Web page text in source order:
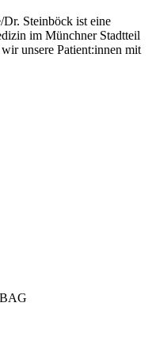
Steinböck ist eine
im Münchner Stadtteil
unsere Patient:innen mit